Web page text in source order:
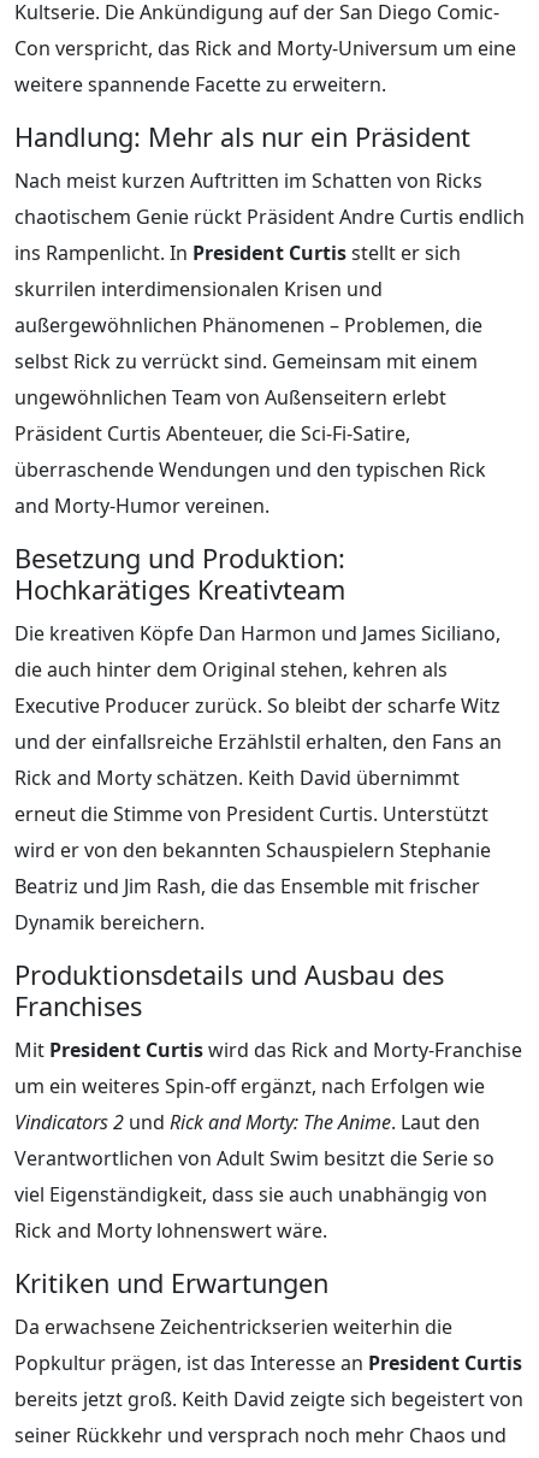
Kultserie. Die Ankündigung auf der San Diego Comic-
Con verspricht, das Rick and Morty-Universum um eine
weitere spannende Facette zu erweitern.
Handlung: Mehr als nur ein Präsident
Nach meist kurzen Auftritten im Schatten von Ricks
chaotischem Genie rückt Präsident Andre Curtis endlich
ins Rampenlicht. In President Curtisstellt er sich
skurrilen interdimensionalen Krisen und
außergewöhnlichen Phänomenen – Problemen, die
selbst Rick zu verrückt sind. Gemeinsam mit einem
ungewöhnlichen Team von Außenseitern erlebt
Präsident Curtis Abenteuer, die Sci-Fi-Satire,
überraschende Wendungen und den typischen Rick
and Morty-Humor vereinen.
Besetzung und Produktion:
Hochkarätiges Kreativteam
Die kreativen Köpfe Dan Harmon und James Siciliano,
die auch hinter dem Original stehen, kehren als
Executive Producer zurück. So bleibt der scharfe Witz
und der einfallsreiche Erzählstil erhalten, den Fans an
Rick and Morty schätzen. Keith David übernimmt
erneut die Stimme von President Curtis. Unterstützt
wird er von den bekannten Schauspielern Stephanie
Beatriz und Jim Rash, die das Ensemble mit frischer
Dynamik bereichern.
Produktionsdetails und Ausbau des
Franchises
Mit President Curtiswird das Rick and Morty-Franchise
um ein weiteres Spin-off ergänzt, nach Erfolgen wie
Vindicators 2 und Rick and Morty: The Anime. Laut den
Verantwortlichen von Adult Swim besitzt die Serie so
viel Eigenständigkeit, dass sie auch unabhängig von
Rick and Morty lohnenswert wäre.
Kritiken und Erwartungen
Da erwachsene Zeichentrickserien weiterhin die
Popkultur prägen, ist das Interesse an President Curtis
bereits jetzt groß. Keith David zeigte sich begeistert von
seiner Rückkehr und versprach noch mehr Chaos und